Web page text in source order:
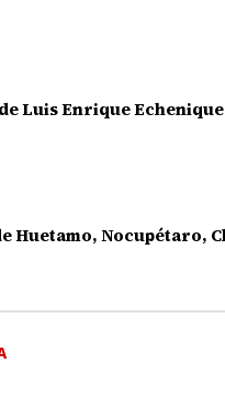
Luis Enrique
Huetamo, Nocupétaro,